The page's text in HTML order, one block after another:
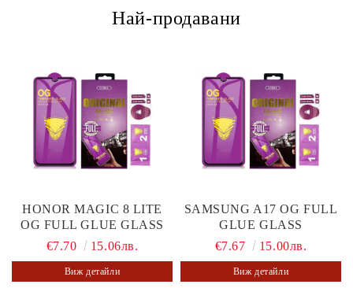
Най-продавани
HONOR MAGIC 8 LITE
OG FULL GLUE GLASS
€7.70
15.06лв.
Виж детайли
SAMSUNG A17 OG FULL
GLUE GLASS
€7.67
15.00лв.
Виж детайли